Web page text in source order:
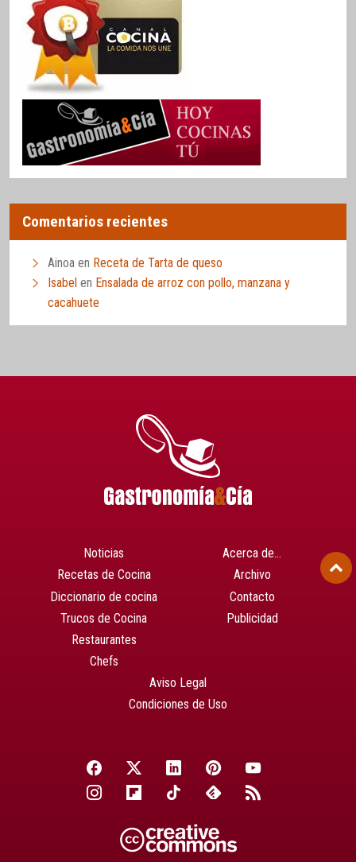
Comentarios recientes
Ainoa en Receta de Tarta de queso
Isabel en Ensalada de arroz con pollo, manzana y
cacahuete
Noticias
Recetas de Cocina
Diccionario de cocina
Trucos de Cocina
Restaurantes
Chefs
Acerca de…
Archivo
Contacto
Publicidad
Aviso Legal
Condiciones de Uso